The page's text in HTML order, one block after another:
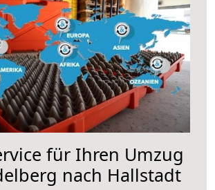
für Ihren Umzug
nach Hallstadt